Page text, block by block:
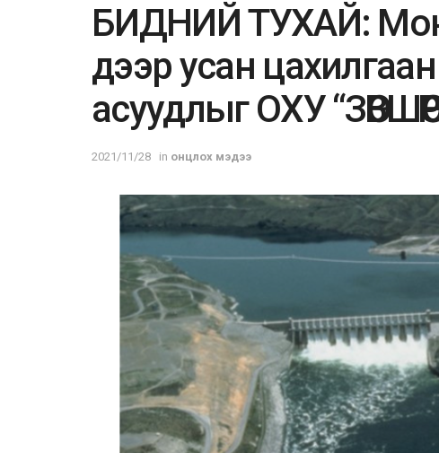
БИДНИЙ ТУХАЙ:
дээр усан
асуудлыг ОХУ
2021/11/28 in онцлох мэдээ